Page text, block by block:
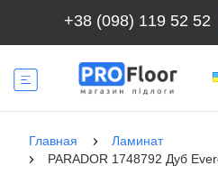
+38 (098) 119 52 52
Главная
Ламинат
PARADOR 1748792 Дуб